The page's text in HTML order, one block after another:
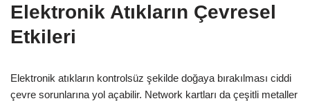
Elektronik Atıkların Çevresel
Etkileri
Elektronik atıkların kontrolsüz şekilde doğaya bırakılması ciddi
çevre sorunlarına yol açabilir. Network kartları da çeşitli metaller